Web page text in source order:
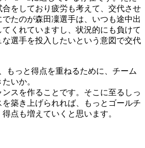
をしており疲労も考えて、交代させ
たのが森田凜選手は、いつも途中出
くれていますし、状況的にも負けて
選手を投入したいという意図で交代
もっと得点を重ねるために、チーム
いか。
スを作ることです。そこに至るしっ
築き上げられれば、もっとゴールチ
点も増えていくと思います。